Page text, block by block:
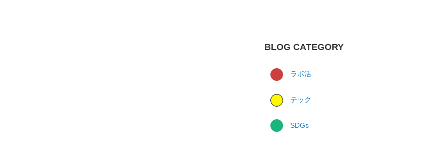
BLOG CATEGORY
ラボ活
テック
SDGs